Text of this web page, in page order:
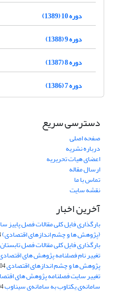
دوره 10 (1389)
دوره 9 (1388)
دوره 8 (1387)
دوره 7 (1386)
دسترسی سریع
صفحه اصلی
درباره نشریه
اعضای هیات تحریریه
ارسال مقاله
تماس با ما
نقشه سایت
آخرین اخبار
(پژوهش ها و چشم اندازهای اقتصادی)
بارگذاری فایل کلی مقالات فصل تابستان
تغییر نام فصلنامه پژوهش های
پژوهش ها و چشم اندازهای اقتصادی01
تغییر سایت فصلنامه پژوهش های
سامانه‌ی یکتاوب به سامانه‌ی سیناوب